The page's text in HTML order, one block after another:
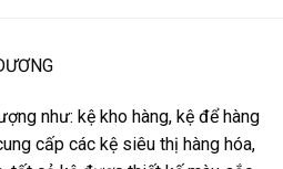
như: kệ kho hàng, kệ để hàng
cấp các kệ siêu thị hàng hóa,